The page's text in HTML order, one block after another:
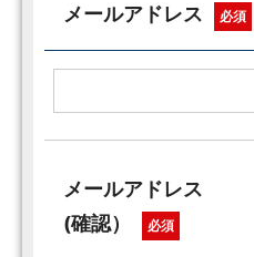
メールアドレス 必須
メールアドレス
(確認）
必須